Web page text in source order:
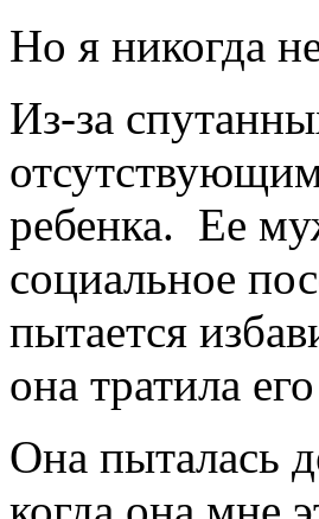
Но я никогда
Из-за
ребенка. Ее
социальное
пытается
она тратила
Она пыталась